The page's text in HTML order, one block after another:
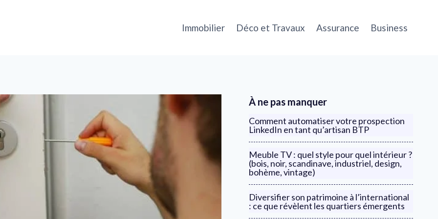
Immobilier Déco et Travaux Assurance Business
À ne pas manquer
Comment automatiser votre prospection
LinkedIn en tant qu’artisan BTP
Meuble TV : quel style pour quel intérieur ?
(bois, noir, scandinave, industriel, design,
bohème, vintage)
Diversifier son patrimoine à l’international
: ce que révèlent les quartiers émergents